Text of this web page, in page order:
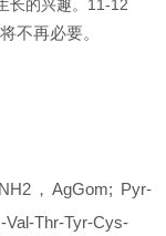
长的兴趣。11-12
不再必要。
，AgGom; Pyr-
Thr-Tyr-Cys-